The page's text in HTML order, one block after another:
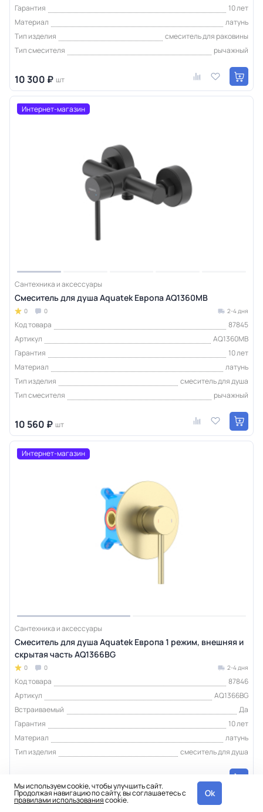
Гарантия
10 лет
Материал
латунь
Тип изделия
смеситель для раковины
Тип смесителя
рычажный
10 300 ₽ шт
Интернет-магазин
Сантехника и аксессуары
Смеситель для душа Aquatek Европа AQ1360MB
0 0 2-4 дня
Код товара
87845
Артикул
AQ1360MB
Гарантия
10 лет
Материал
латунь
Тип изделия
смеситель для душа
Тип смесителя
рычажный
10 560 ₽ шт
Интернет-магазин
Сантехника и аксессуары
Смеситель для душа Aquatek Европа 1 режим, внешняя и
скрытая часть AQ1366BG
0 0 2-4 дня
Код товара
87846
Артикул
AQ1366BG
Встраиваемый
Да
Гарантия
10 лет
Материал
латунь
Тип изделия
смеситель для душа
10 640 ₽
Мы используем cookie, чтобы улучшить сайт.
Продолжая навигацию по сайту, вы соглашаетесь с
правилами использованияcookie.
Ok